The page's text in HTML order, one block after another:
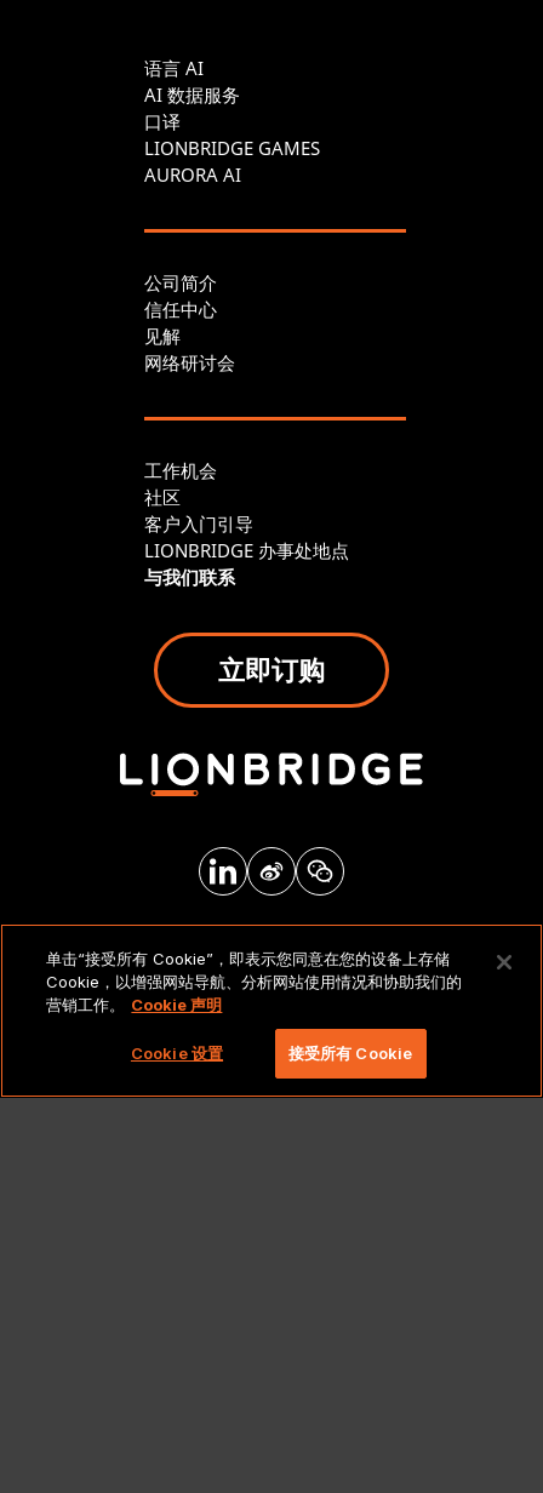
语言 AI
AI 数据服务
口译
LIONBRIDGE GAMES
AURORA AI
公司简介
信任中心
见解
网络研讨会
工作机会
社区
客户入门引导
LIONBRIDGE 办事处地点
与我们联系
立即订购
法律声明和政策
版权所有 2026 北京莱博智环球科技有限公司。保留所有
权利。
单击“接受所有 Cookie”，即表示您同意在您的设备上存储
Cookie，以增强网站导航、分析网站使用情况和协助我们的
营销工作。
Cookie 声明
Cookie 设置 接受所有 Cookie